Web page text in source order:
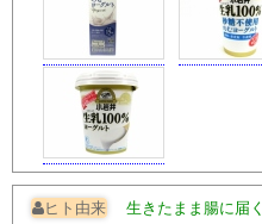
ヒト由来 生きたまま腸に届く